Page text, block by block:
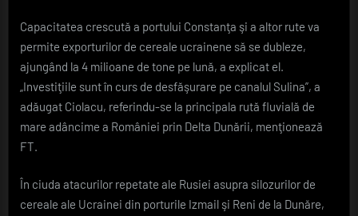
Capacitatea crescută a portului Constanţa şi a altor rute va
permite exporturilor de cereale ucrainene să se dubleze,
ajungând la 4 milioane de tone pe lună, a explicat el.
„Investiţiile sunt în curs de desfăşurare pe canalul Sulina”, a
adăugat Ciolacu, referindu-se la principala rută fluvială de
mare adâncime a României prin Delta Dunării, menţionează
FT.
În ciuda atacurilor repetate ale Rusiei asupra silozurilor de
cereale ale Ucrainei din porturile Izmail şi Reni de la Dunăre,